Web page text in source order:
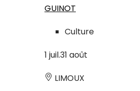
GUINOT
Culture
1 juil.31 août
LIMOUX